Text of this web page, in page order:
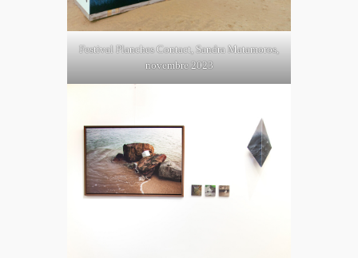
Festival Planches Contact, Sandra Matamoros,
novembre 2023